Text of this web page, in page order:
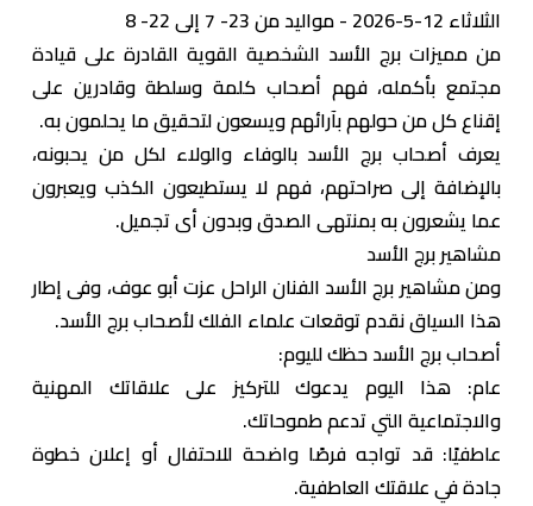
الثلاثاء 12-5-2026 - مواليد من 23- 7 إلى 22- 8
من مميزات برج الأسد الشخصية القوية القادرة على قيادة
مجتمع بأكمله، فهم أصحاب كلمة وسلطة وقادرين على
إقناع كل من حولهم بآرائهم ويسعون لتحقيق ما يحلمون به.
يعرف أصحاب برج الأسد بالوفاء والولاء لكل من يحبونه،
بالإضافة إلى صراحتهم، فهم لا يستطيعون الكذب ويعبرون
عما يشعرون به بمنتهى الصدق وبدون أى تجميل.
مشاهير برج الأسد
ومن مشاهير برج الأسد الفنان الراحل عزت أبو عوف، وفى إطار
هذا السياق نقدم توقعات علماء الفلك ‏لأصحاب برج الأسد.‎
أصحاب برج الأسد حظك لليوم:
عام: هذا اليوم يدعوك للتركيز على علاقاتك المهنية
والاجتماعية التي تدعم طموحاتك.
عاطفيًا: قد تواجه فرصًا واضحة للاحتفال أو إعلان خطوة
جادة في علاقتك العاطفية.